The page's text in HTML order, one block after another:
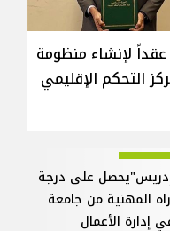
لإنشاء منظومة
التحكم الإقليمي
على درجة
المهنية من جامعة
إدارة الأعمال